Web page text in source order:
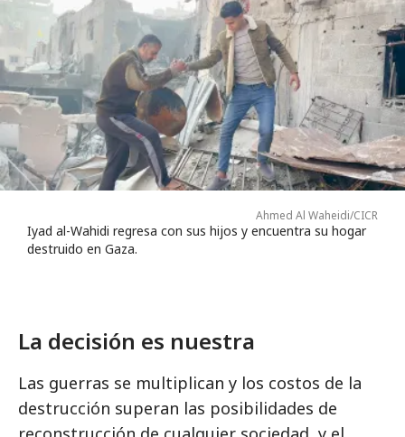
Ahmed Al Waheidi/CICR
Iyad al-Wahidi regresa con sus hijos y encuentra su hogar
destruido en Gaza.
La decisión es nuestra
Las guerras se multiplican y los costos de la
destrucción superan las posibilidades de